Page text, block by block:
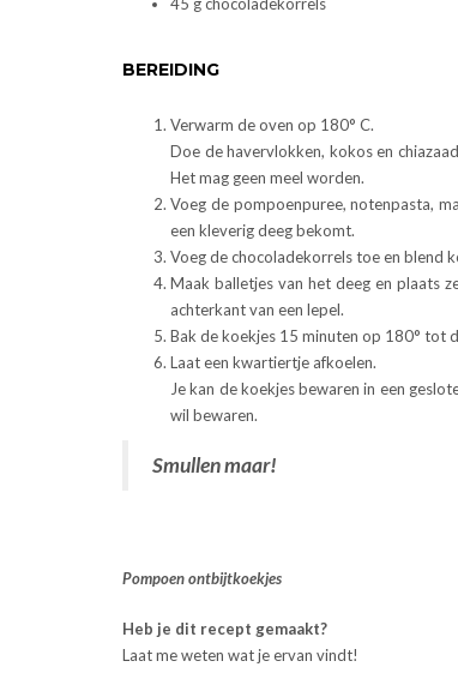
45 g chocoladekorrels
BEREIDING
Verwarm de oven op 180° C.
Doe de havervlokken, kokos en
Het mag geen meel worden.
Voeg de pompoenpuree, notenpasta,
een kleverig deeg bekomt.
Voeg de chocoladekorrels toe en blend
Maak balletjes van het deeg en plaats
achterkant van een lepel.
Bak de koekjes 15 minuten op 180° tot
Laat een kwartiertje afkoelen.
Je kan de koekjes bewaren in een
wil bewaren.
Smullen maar!
Pompoen ontbijtkoekjes
Heb je dit recept gemaakt?
Laat me weten wat je ervan vindt!